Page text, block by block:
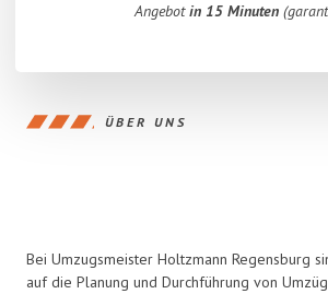
Angebotin 15 Minuten
ÜBER UNS
Bei Umzugsmeister Holtzmann Regensburg
auf die Planung und Durchführung von